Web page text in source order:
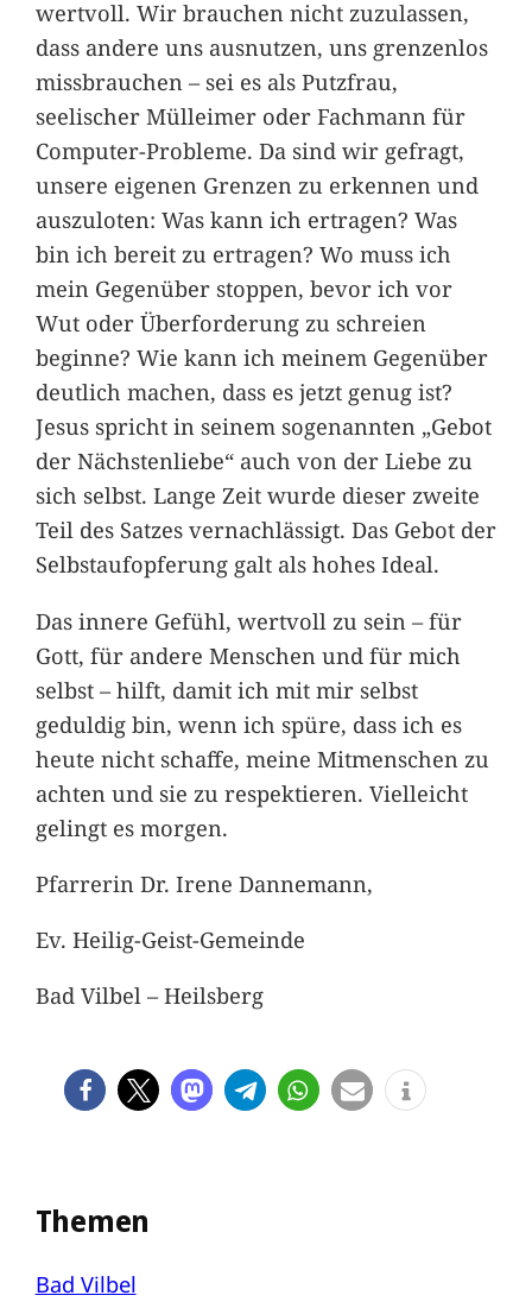
wertvoll. Wir brauchen nicht zuzulassen,
dass andere uns ausnutzen, uns grenzenlos
missbrauchen – sei es als Putzfrau,
seelischer Mülleimer oder Fachmann für
Computer-Probleme. Da sind wir gefragt,
unsere eigenen Grenzen zu erkennen und
auszuloten: Was kann ich ertragen? Was
bin ich bereit zu ertragen? Wo muss ich
mein Gegenüber stoppen, bevor ich vor
Wut oder Überforderung zu schreien
beginne? Wie kann ich meinem Gegenüber
deutlich machen, dass es jetzt genug ist?
Jesus spricht in seinem sogenannten „Gebot
der Nächstenliebe“ auch von der Liebe zu
sich selbst. Lange Zeit wurde dieser zweite
Teil des Satzes vernachlässigt. Das Gebot der
Selbstaufopferung galt als hohes Ideal.
Das innere Gefühl, wertvoll zu sein – für
Gott, für andere Menschen und für mich
selbst – hilft, damit ich mit mir selbst
geduldig bin, wenn ich spüre, dass ich es
heute nicht schaffe, meine Mitmenschen zu
achten und sie zu respektieren. Vielleicht
gelingt es morgen.
Pfarrerin Dr. Irene Dannemann,
Ev. Heilig-Geist-Gemeinde
Bad Vilbel – Heilsberg
Themen
Bad Vilbel